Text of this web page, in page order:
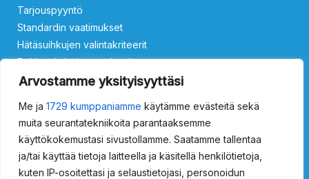
Arvostamme yksityisyyttäsi
Me ja 1729 kumppaniamme käytämme evästeitä sekä
muita seurantatekniikoita parantaaksemme
käyttökokemustasi sivustollamme. Saatamme tallentaa
ja/tai käyttää tietoja laitteella ja käsitellä henkilötietoja,
kuten IP-osoitettasi ja selaustietojasi, personoidun
Tarjouspyyntö
Standardin vaatimukset
Hätäsuihkujen valintakriteerit
Rekisteri- ja tietosuojaseloste
Ota yhteyttä
Silmäsuihkut
ProSafety 15011000 ProSafety 15011500ProSafety 15013000
ProSafety 15013500